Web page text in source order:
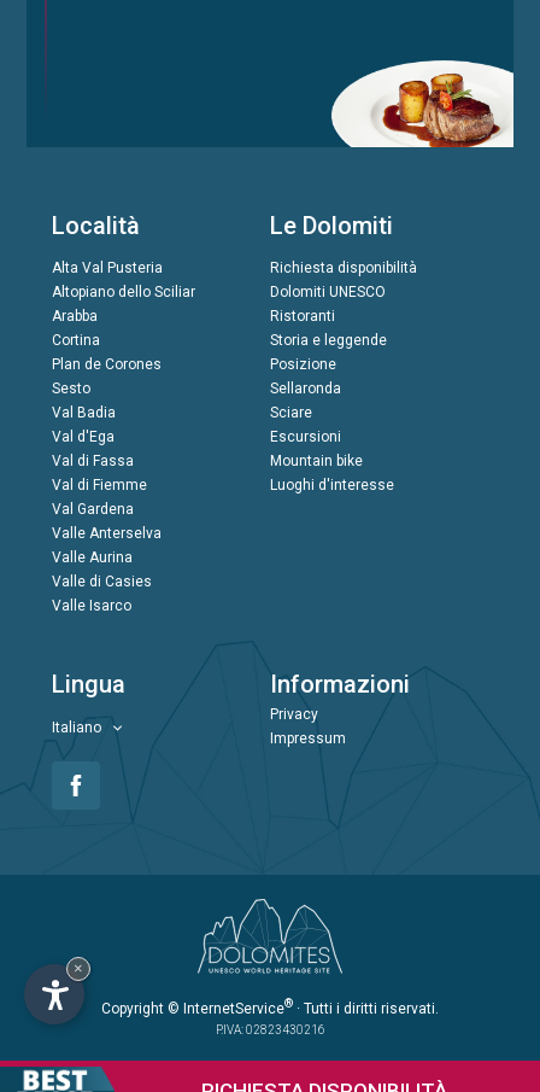
Località
Alta Val Pusteria
Altopiano dello Sciliar
Arabba
Cortina
Plan de Corones
Sesto
Val Badia
Val d'Ega
Val di Fassa
Val di Fiemme
Val Gardena
Valle Anterselva
Valle Aurina
Valle di Casies
Valle Isarco
Le Dolomiti
Richiesta disponibilità
Dolomiti UNESCO
Ristoranti
Storia e leggende
Posizione
Sellaronda
Sciare
Escursioni
Mountain bike
Luoghi d'interesse
Lingua
Italiano
Informazioni
Privacy
Impressum
Copyright © InternetService® · Tutti i diritti riservati.
P.IVA: 02823430216
×